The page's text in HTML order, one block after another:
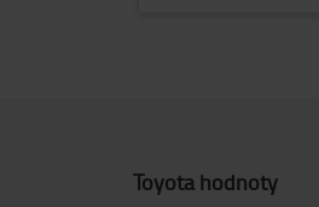
Toyota hodnoty